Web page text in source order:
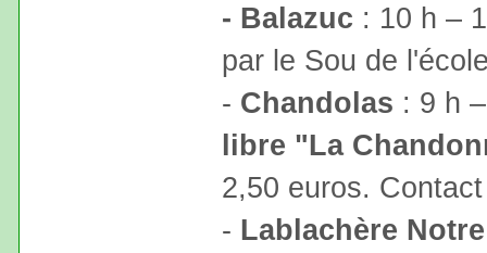
- Balazuc : 10 h –
par le Sou de
- Chandolas : 9 h
libre "La
2,50 euros.
- Lablachère